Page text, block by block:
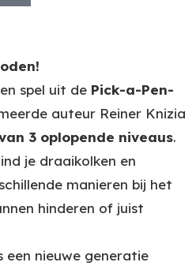
spel uit de Pick-a-Pen-
auteur Reiner Knizia
3 oplopende niveaus.
je draaikolken en
manieren bij het
hinderen of juist
een nieuwe generatie